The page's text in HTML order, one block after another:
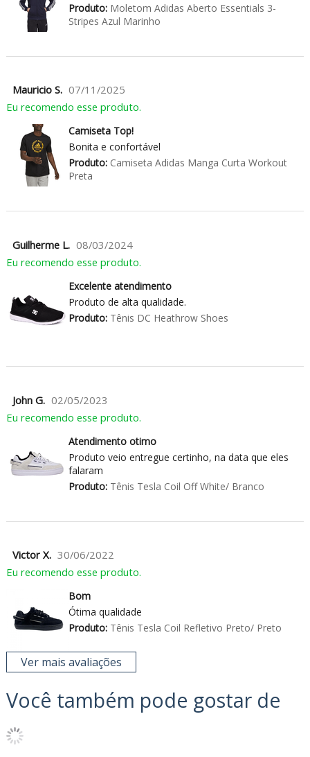
Produto:Moletom Adidas Aberto Essentials 3-
Stripes Azul Marinho
Mauricio S. 07/11/2025
Eu recomendo esse produto.
Camiseta Top!
Bonita e confortável
Produto:Camiseta Adidas Manga Curta Workout
Preta
Guilherme L. 08/03/2024
Eu recomendo esse produto.
Excelente atendimento
Produto de alta qualidade.
Produto:Tênis DC Heathrow Shoes
John G. 02/05/2023
Eu recomendo esse produto.
Atendimento otimo
Produto veio entregue certinho, na data que eles
falaram
Produto:Tênis Tesla Coil Off White/ Branco
Victor X. 30/06/2022
Eu recomendo esse produto.
Bom
Ótima qualidade
Produto:Tênis Tesla Coil Refletivo Preto/ Preto
Ver mais avaliações
Você também pode gostar de